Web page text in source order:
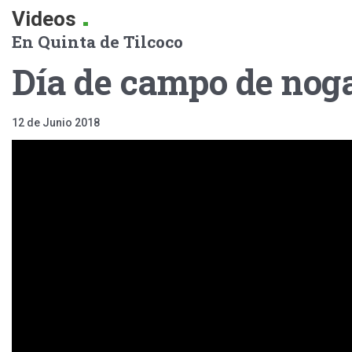
Videos .
En Quinta de Tilcoco
Día de campo de
12 de Junio 2018